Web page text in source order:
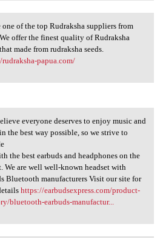
one of the top
one of the top Rudraksha suppliers from
offer the finest quality of Rudraksha
made from rudraksha seeds.
papua.com/
everyone
everyone deserves to enjoy music and
the best way possible, so we strive to
the best earbuds and headphones on the
We are well well-known headset with
Bluetooth manufacturers Visit our site for
https://earbudsexpress.com/product-
bluetooth-earbuds-manufactur...